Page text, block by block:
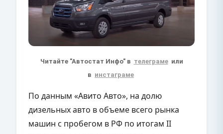
Читайте "Автостат Инфо" в телеграме или
в инстаграме
По данным «Авито Авто», на долю
дизельных авто в объеме всего рынка
машин с пробегом в РФ по итогам II